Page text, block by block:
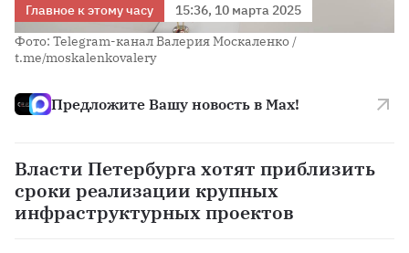
Главное к этому часу
15:36, 10 марта 2025
Фото: Telegram-канал Валерия Москаленко /
t.me/moskalenkovalery
Предложите Вашу новость в Max!
Власти Петербурга хотят приблизить
сроки реализации крупных
инфраструктурных проектов